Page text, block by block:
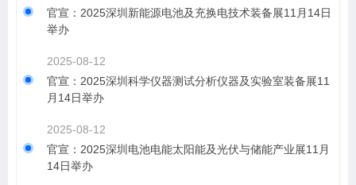
官宣：2025深圳新能源电池及充换电技术装备展11月14日
举办
2025-08-12
官宣：2025深圳科学仪器测试分析仪器及实验室装备展11
月14日举办
2025-08-12
官宣：2025深圳电池电能太阳能及光伏与储能产业展11月
14日举办